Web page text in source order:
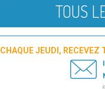
TOUS
CHAQUE JEUDI, RECEVEZ